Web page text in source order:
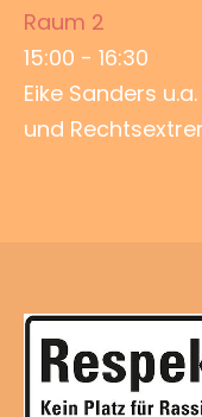
Raum 2
15:00 - 16:30
Eike Sanders
und